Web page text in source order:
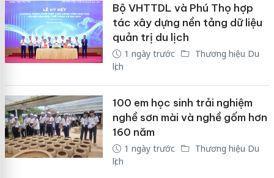
Bộ VHTTDL và Phú Thọ hợp
tác xây dựng nền tảng dữ liệu
quản trị du lịch
1 ngày trước
Thương hiệu Du
lịch
100 em học sinh trải nghiệm
nghề sơn mài và nghề gốm hơn
160 năm
1 ngày trước
Thương hiệu Du
lịch